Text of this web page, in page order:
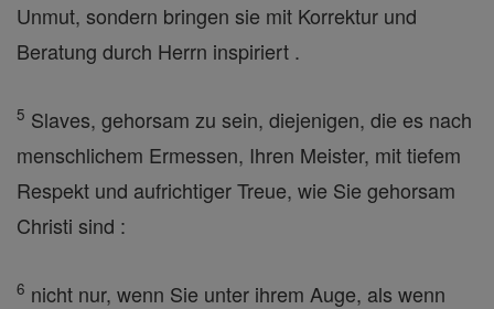
Unmut, sondern bringen sie mit Korrektur und
Beratung durch Herrn inspiriert .
5 Slaves, gehorsam zu sein, diejenigen, die es nach
menschlichem Ermessen, Ihren Meister, mit tiefem
Respekt und aufrichtiger Treue, wie Sie gehorsam
Christi sind :
6 nicht nur, wenn Sie unter ihrem Auge, als wenn